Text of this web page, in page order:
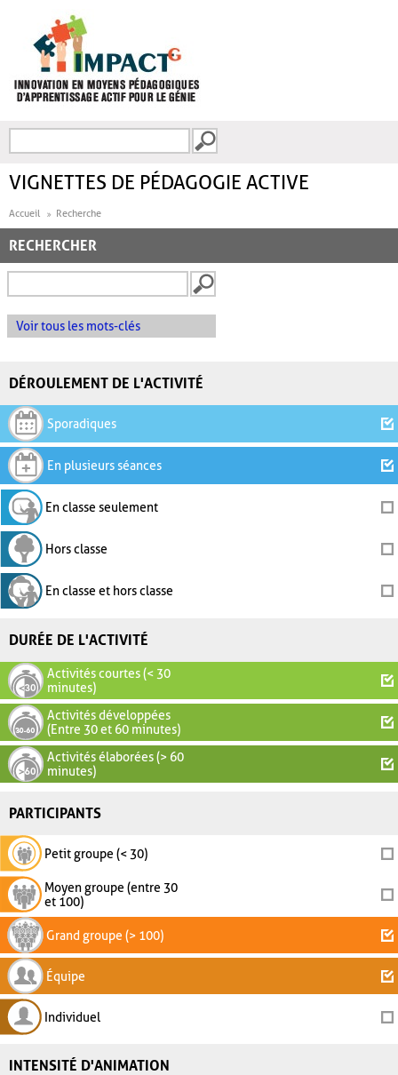
FORMULAIRE DE
VIGNETTES DE PÉDAGOGIE ACTIVE
Accueil Recherche
RECHERCHER
Voir tous les mots-clés
DÉROULEMENT DE L'ACTIVITÉ
Sporadiques
En plusieurs séances
En classe seulement
Hors classe
En classe et hors classe
DURÉE DE L'ACTIVITÉ
Activités courtes (< 30
minutes)
Activités développées
(Entre 30 et 60 minutes)
Activités élaborées (> 60
minutes)
PARTICIPANTS
Petit groupe (< 30)
Moyen groupe (entre 30
et 100)
Grand groupe (> 100)
Équipe
Individuel
INTENSITÉ D'ANIMATION